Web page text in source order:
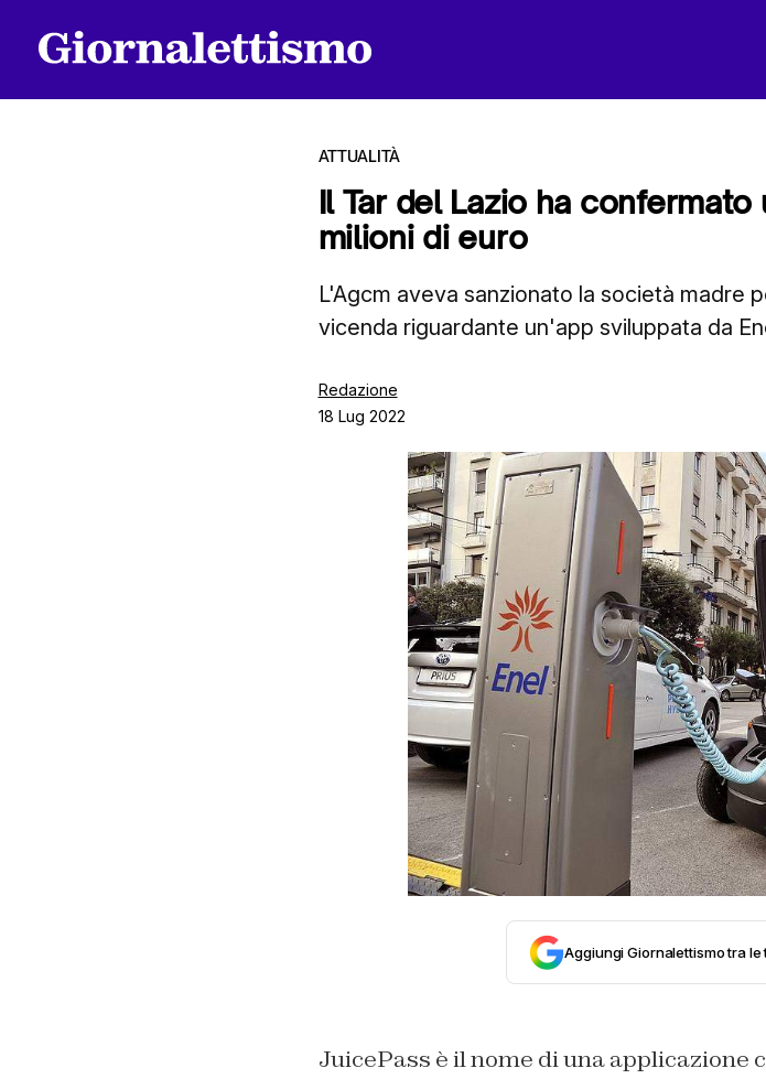
ATTUALITÀ
Il Tar del Lazio ha
milioni di euro
L'Agcm aveva sanzionato la società madre
vicenda riguardante un'app sviluppata da
Redazione
18 Lug 2022
Aggiungi Giornalettismo tra
JuicePass è il nome di una applicazione